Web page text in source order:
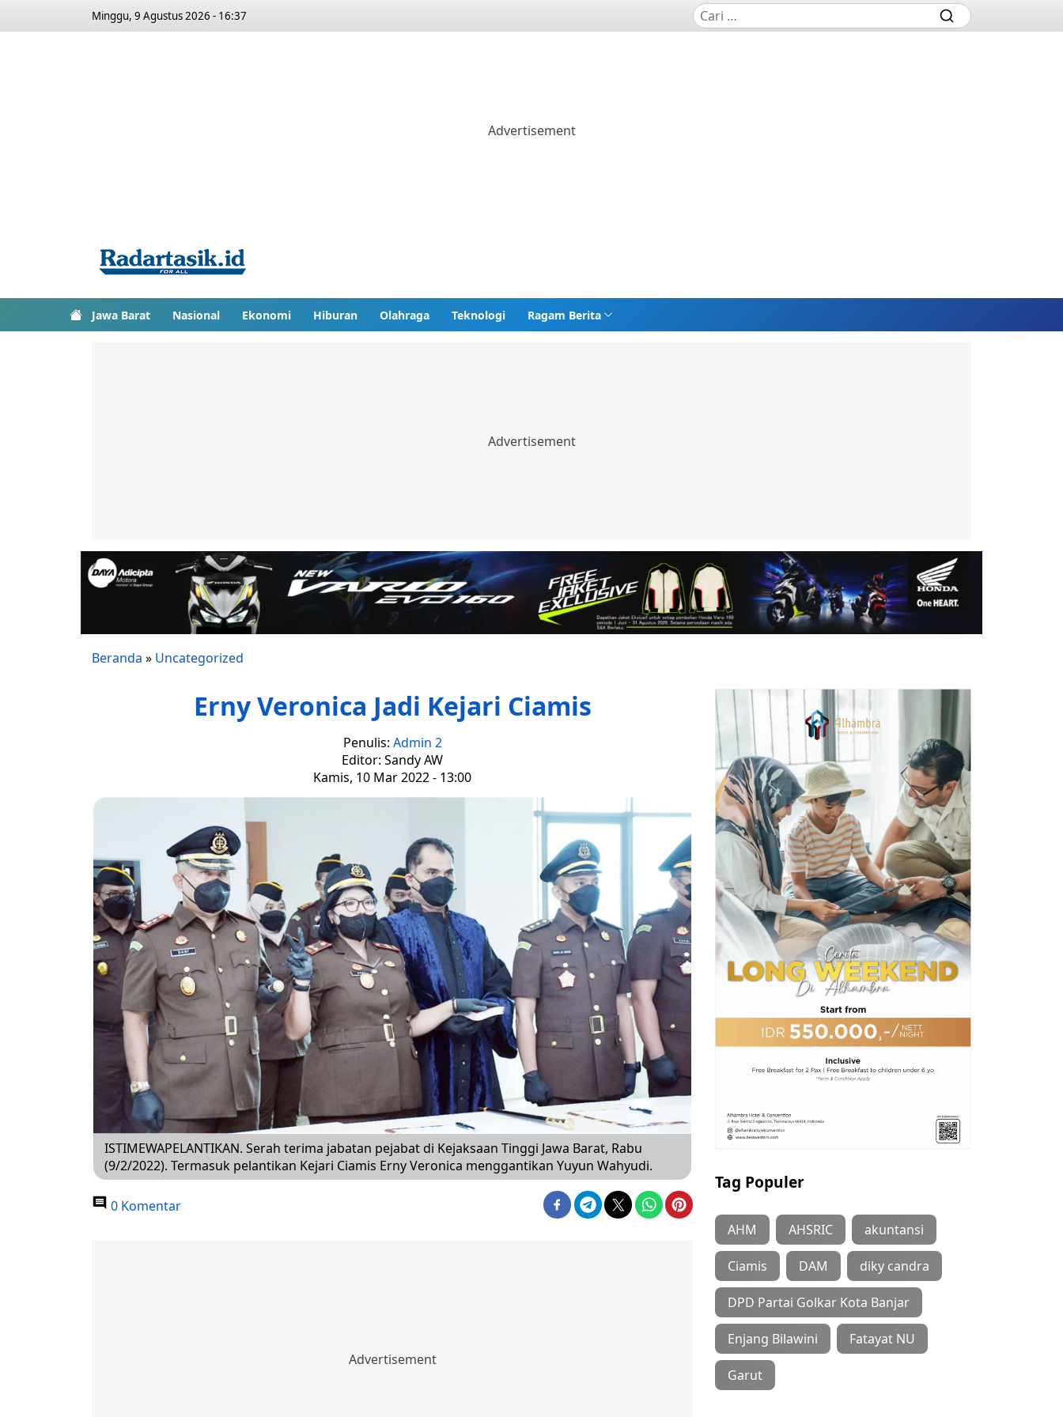
Minggu, 9 Agustus 2026 - 16:37
Jawa Barat Nasional Ekonomi Hiburan Olahraga Teknologi Ragam Berita
Beranda » Uncategorized
Erny Veronica Jadi Kejari Ciamis
Penulis: Admin 2
Editor: Sandy AW
Kamis, 10 Mar 2022 - 13:00
ISTIMEWAPELANTIKAN. Serah terima jabatan pejabat di Kejaksaan Tinggi Jawa Barat, Rabu
(9/2/2022). Termasuk pelantikan Kejari Ciamis Erny Veronica menggantikan Yuyun Wahyudi.
0 Komentar
Tag Populer
AHM AHSRIC akuntansi
Ciamis DAM diky candra
DPD Partai Golkar Kota Banjar
Enjang Bilawini Fatayat NU
Garut